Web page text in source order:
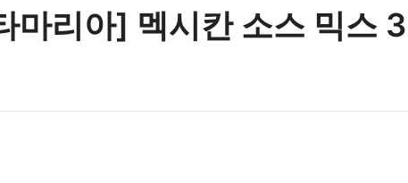
마리아] 멕시칸 소스 믹스